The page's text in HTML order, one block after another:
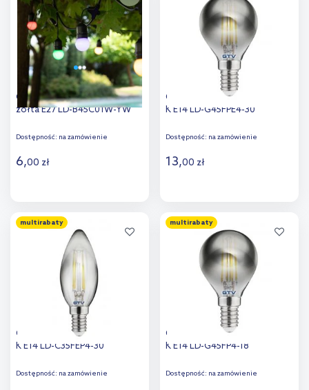
porównania porównania
GTV żarówka LED 1x1 W
żółta E27 LD-B45C01W-YW
Dostępność: na zamówienie
6,00 zł
Dodaj do
porównania
GTV żarówka LED 1x4 W 2700
K E14 LD-G45FPE4-30
Dostępność: na zamówienie
13,00 zł
Dodaj do
porównania
multirabaty
GTV żarówka LED 1x4 W 2700
K E14 LD-C35FEP4-30
Dostępność: na zamówienie
multirabaty
GTV żarówka LED 1x4 W 1800
K E14 LD-G45FP4-18
Dostępność: na zamówienie